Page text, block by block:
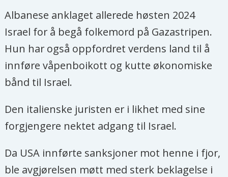
Albanese anklaget allerede høsten 2024
Israel for å begå folkemord på Gazastripen.
Hun har også oppfordret verdens land til å
innføre våpenboikott og kutte økonomiske
bånd til Israel.
Den italienske juristen er i likhet med sine
forgjengere nektet adgang til Israel.
Da USA innførte sanksjoner mot henne i fjor,
ble avgjørelsen møtt med sterk beklagelse i